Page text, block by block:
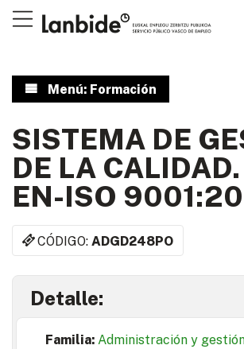
Menú: Formación
SISTEMA DE
DE LA
EN-ISO
CÓDIGO:ADGD248PO
Detalle:
Familia: Administración y